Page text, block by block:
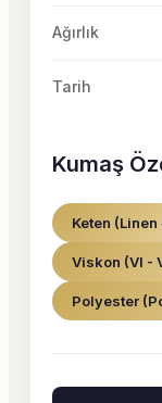
Ağırlık
Tarih
Kumaş
Keten (Linen
Viskon (VI -
Polyester